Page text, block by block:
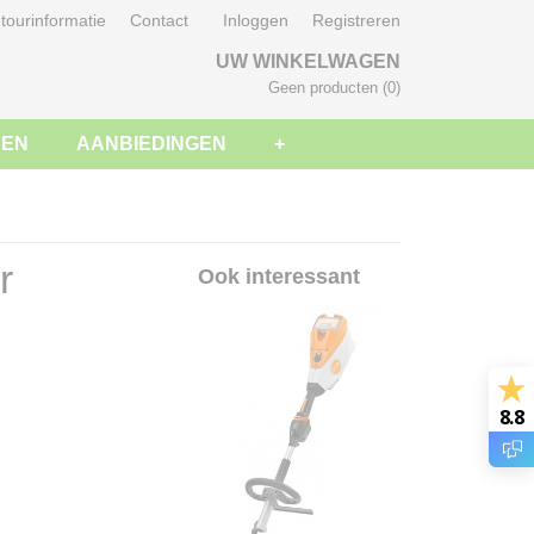
Contact Inloggen Registreren
UW WINKELWAGEN
Geen producten (0)
AANBIEDINGEN +
Ook interessant
8.8